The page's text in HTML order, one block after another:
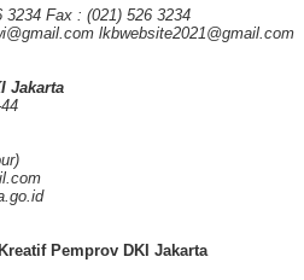
Fax : (021) 526 3234
lkbwebsite2021@gmail.com
Jakarta
Pemprov DKI Jakarta